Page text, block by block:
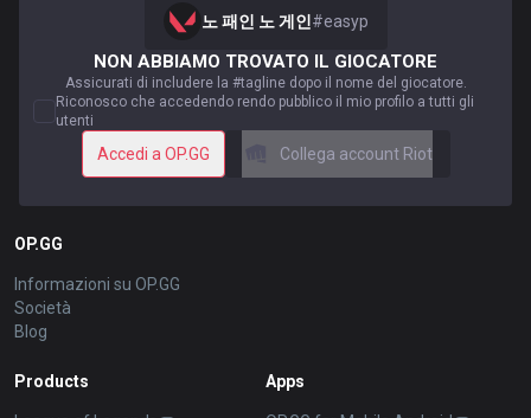
노 패인 노 게인 #easyp
NON ABBIAMO TROVATO IL GIOCATORE
Assicurati di includere la #tagline dopo il nome del giocatore.
Riconosco che accedendo rendo pubblico il mio profilo a tutti gli
utenti
Accedi a OP.GG Collega account Riot
OP.GG
Informazioni su OP.GG
Società
Blog
Products Apps